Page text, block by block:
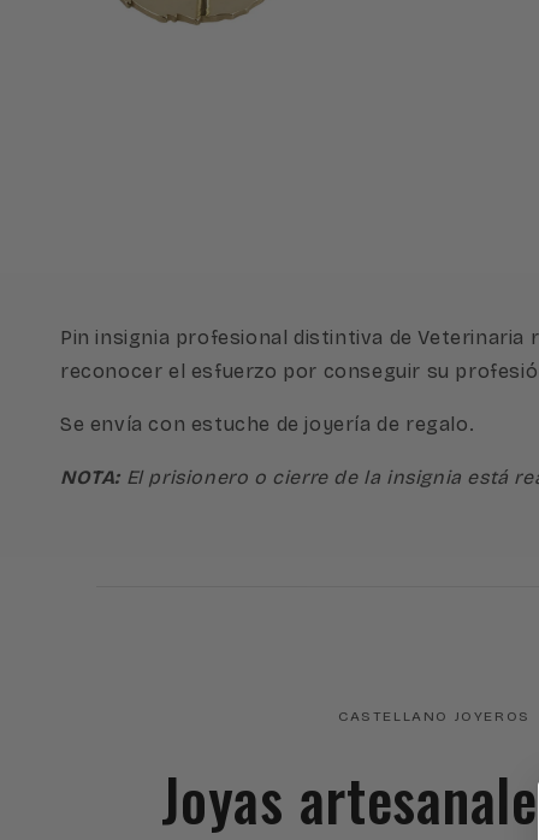
modal
Pin insignia profesional distintiva de Veterinaria
reconocer el esfuerzo por conseguir su
Se envía con estuche de joyería de regalo.
NOTA: El prisionero o cierre de la insignia está
CASTELLANO JOYEROS
Joyas